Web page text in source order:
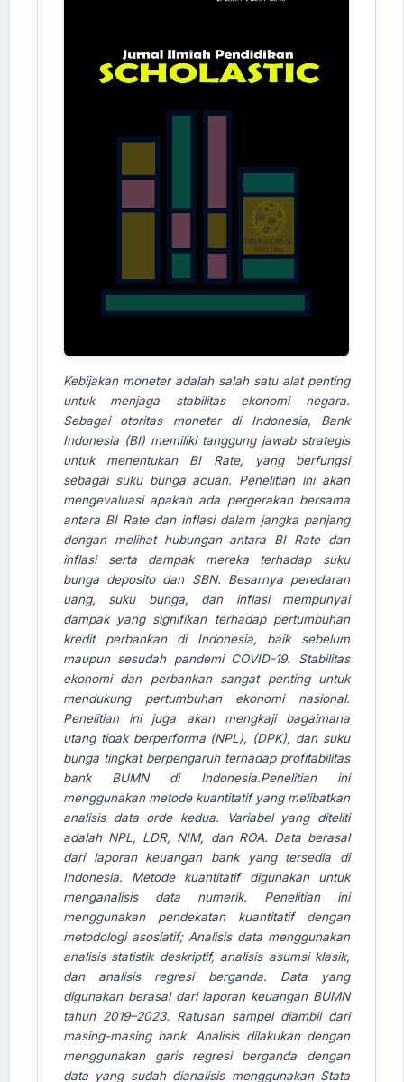
Kebijakan moneter adalah salah satu alat penting
untuk menjaga stabilitas ekonomi negara.
Sebagai otoritas moneter di Indonesia, Bank
Indonesia (BI) memiliki tanggung jawab strategis
untuk menentukan BI Rate, yang berfungsi
sebagai suku bunga acuan. Penelitian ini akan
mengevaluasi apakah ada pergerakan bersama
antara BI Rate dan inflasi dalam jangka panjang
dengan melihat hubungan antara BI Rate dan
inflasi serta dampak mereka terhadap suku
bunga deposito dan SBN. Besarnya peredaran
uang, suku bunga, dan inflasi mempunyai
dampak yang signifikan terhadap pertumbuhan
kredit perbankan di Indonesia, baik sebelum
maupun sesudah pandemi COVID-19. Stabilitas
ekonomi dan perbankan sangat penting untuk
mendukung pertumbuhan ekonomi nasional.
Penelitian ini juga akan mengkaji bagaimana
utang tidak berperforma (NPL), (DPK), dan suku
bunga tingkat berpengaruh terhadap profitabilitas
bank BUMN di Indonesia.Penelitian ini
menggunakan metode kuantitatif yang melibatkan
analisis data orde kedua. Variabel yang diteliti
adalah NPL, LDR, NIM, dan ROA. Data berasal
dari laporan keuangan bank yang tersedia di
Indonesia. Metode kuantitatif digunakan untuk
menganalisis data numerik. Penelitian ini
menggunakan pendekatan kuantitatif dengan
metodologi asosiatif; Analisis data menggunakan
analisis statistik deskriptif, analisis asumsi klasik,
dan analisis regresi berganda. Data yang
digunakan berasal dari laporan keuangan BUMN
tahun 2019–2023. Ratusan sampel diambil dari
masing-masing bank. Analisis dilakukan dengan
menggunakan garis regresi berganda dengan
data yang sudah dianalisis menggunakan Stata
AI Assistant JIPS
Online
Welcome to Jurnal Pendidikan
Scholastic
10:58 AM